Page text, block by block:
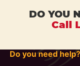
DO YOU
Call
Do you need help?